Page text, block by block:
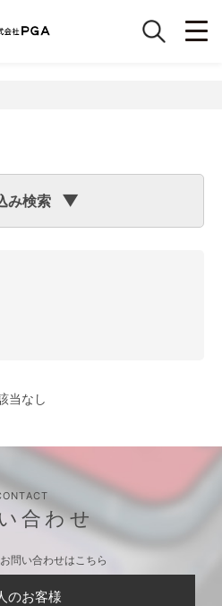
み検索
当なし
合わせ
問い合わせはこちら
のお客様